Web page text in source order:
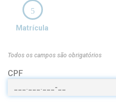
5
Matrícula
Todos os campos são obrigatórios
CPF